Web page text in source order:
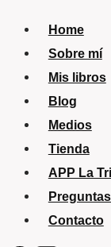
Home
Sobre mí
Mis libros
Blog
Medios
Tienda
APP La
Contacto